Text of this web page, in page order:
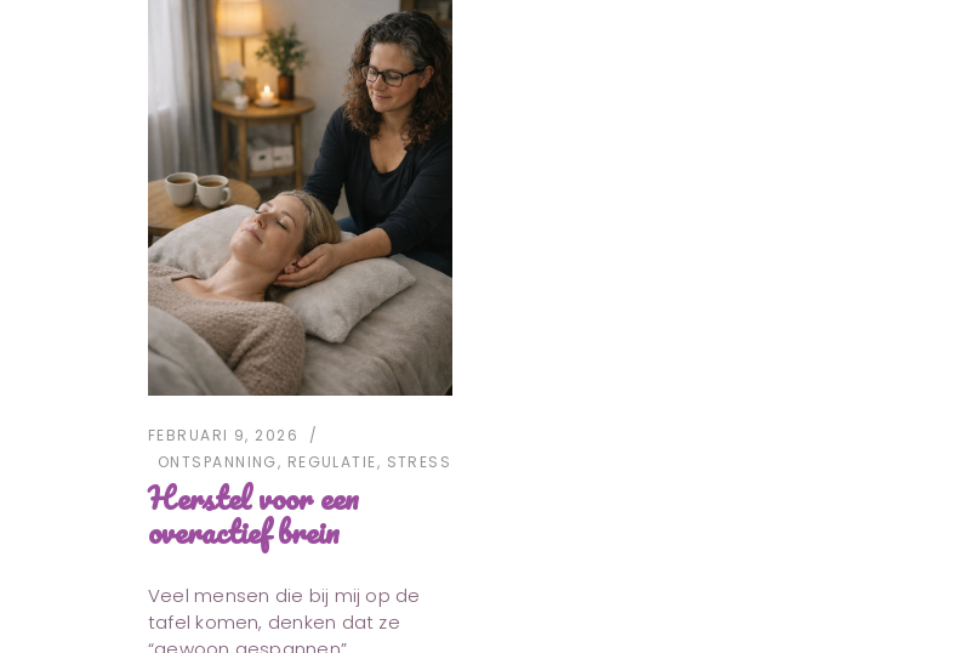
FEBRUARI 9, 2026
ONTSPANNING, REGULATIE, STRESS
Herstel voor een
overactief brein
Veel mensen die bij mij op de
tafel komen, denken dat ze